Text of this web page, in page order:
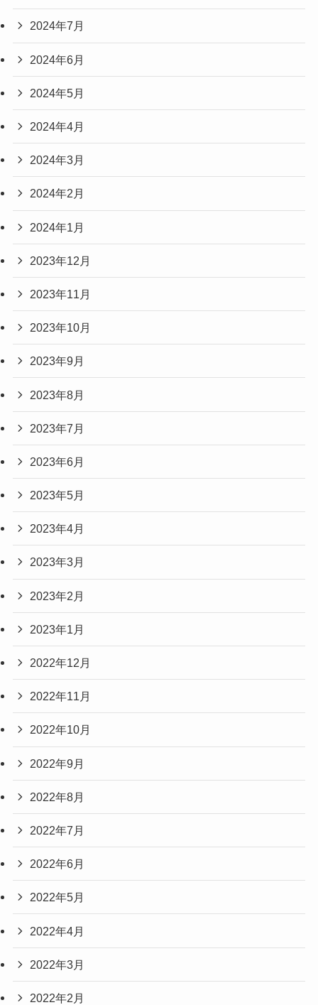
2024年7月
2024年6月
2024年5月
2024年4月
2024年3月
2024年2月
2024年1月
2023年12月
2023年11月
2023年10月
2023年9月
2023年8月
2023年7月
2023年6月
2023年5月
2023年4月
2023年3月
2023年2月
2023年1月
2022年12月
2022年11月
2022年10月
2022年9月
2022年8月
2022年7月
2022年6月
2022年5月
2022年4月
2022年3月
2022年2月